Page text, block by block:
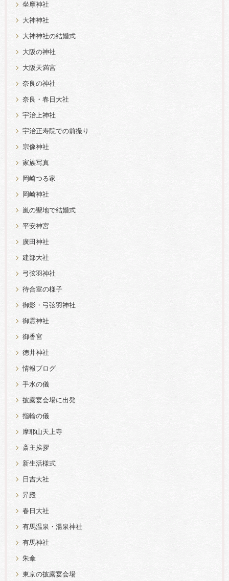
坐摩神社
大神神社
大神神社の結婚式
大阪の神社
大阪天満宮
奈良の神社
奈良・春日大社
宇治上神社
宇治正寿院での前撮り
宗像神社
家族写真
岡崎つる家
岡崎神社
嵐の聖地で結婚式
平安神宮
廣田神社
建部大社
弓弦羽神社
待合室の様子
御影・弓弦羽神社
御霊神社
御香宮
徳井神社
情報ブログ
手水の儀
披露宴会場に出発
指輪の儀
摩耶山天上寺
斎主挨拶
新生活様式
日吉大社
昇殿
春日大社
有馬温泉・湯泉神社
有馬神社
朱傘
東京の披露宴会場